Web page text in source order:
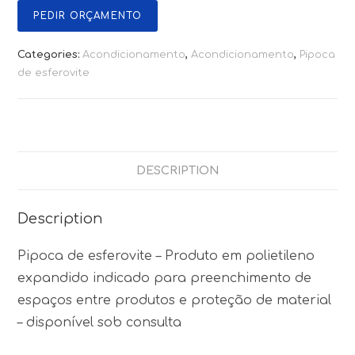
PEDIR ORÇAMENTO
Categories:Acondicionamento,Acondicionamento, Pipoca
de esferovite
DESCRIPTION
Description
Pipoca de esferovite – Produto em polietileno
expandido indicado para preenchimento de
espaços entre produtos e proteção de material
– disponível sob consulta